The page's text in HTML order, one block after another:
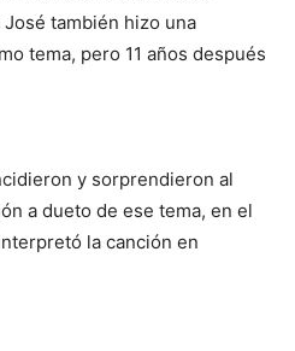
José también hizo una
tema, pero 11 años después
y sorprendieron al
a dueto de ese tema, en el
la canción en